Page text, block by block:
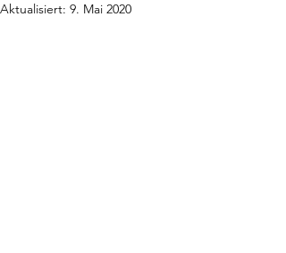
Aktualisiert: 9. Mai 2020